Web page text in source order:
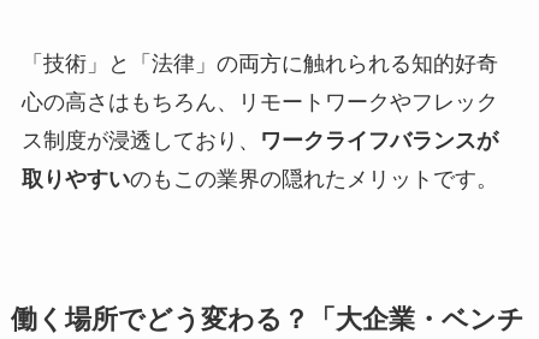
「技術」と「法律」の両方に触れられる知的好奇
心の高さはもちろん、リモートワークやフレック
ス制度が浸透しており、
ワークライフバランスが
取りやすいのもこの業界の隠れたメリットです。
働く場所でどう変わる？「大企業・ベンチ